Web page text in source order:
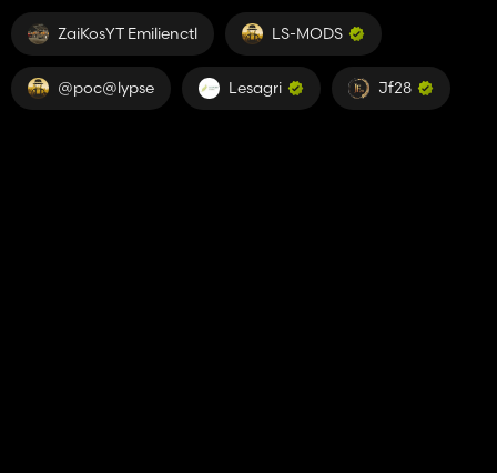
ZaiKosYT Emilienctl LS-MODS
@poc@lypse Lesagri Jf28